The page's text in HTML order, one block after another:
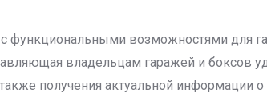
с функциональными возможностями для
владельцам гаражей и боксов
получения актуальной информации о